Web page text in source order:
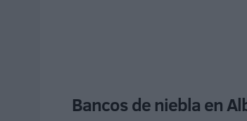
Bancos de niebla en